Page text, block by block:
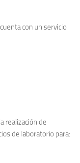
con un servicio
realización de
de laboratorio para: